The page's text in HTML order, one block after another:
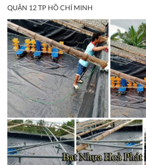
QUẬN 12 TP HỒ CHÍ MINH